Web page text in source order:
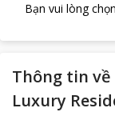
Bạn vui lòng
Thông tin về
Luxury